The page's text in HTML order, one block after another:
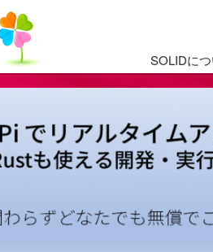
SOLIDにつ
カタ
対応
SOLID評価